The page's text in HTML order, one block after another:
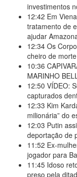
investimentos
12:42 Em
tratamento de
ajudar
12:34 Os
cheiro de
10:36
MARINHO
12:50 VÍDEO:
capturados
12:33 Kim
milionária” do
12:03 Putin
deportação de
11:52 Ex-
jogador para
11:45 Idoso
preso pela